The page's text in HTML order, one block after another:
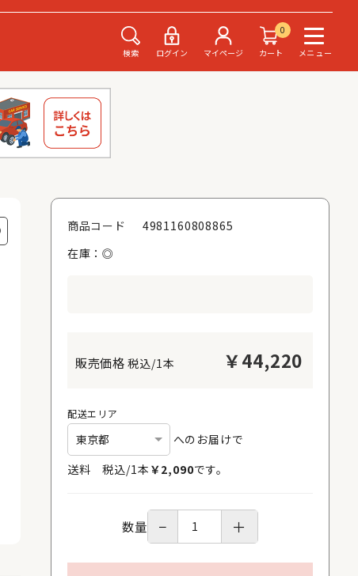
検索 ログイン マイページ
0
カート
メニュー
商品コード
4981160808865
在庫：◎
税込/1本 ￥44,220
配送エリア
へのお届けで
送料 税込/1本 ￥2,090です。
数量 − ＋